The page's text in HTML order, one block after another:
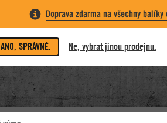
Doprava zdarma na všechny balíky
ANO, SPRÁVNĚ. Ne, vybrat jinou prodejnu.